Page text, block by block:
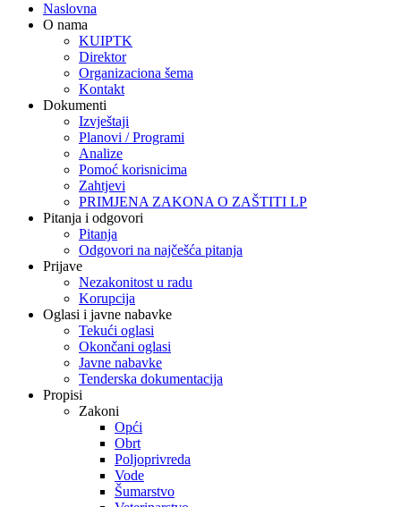
Naslovna
O nama
KUIPTK
Direktor
Organizaciona šema
Kontakt
Dokumenti
Izvještaji
Planovi / Programi
Analize
Pomoć korisnicima
Zahtjevi
PRIMJENA ZAKONA O ZAŠTITI LP
Pitanja i odgovori
Pitanja
Odgovori na najčešća pitanja
Prijave
Nezakonitost u radu
Korupcija
Oglasi i javne nabavke
Tekući oglasi
Okončani oglasi
Javne nabavke
Tenderska dokumentacija
Propisi
Zakoni
Opći
Obrt
Poljoprivreda
Vode
Šumarstvo